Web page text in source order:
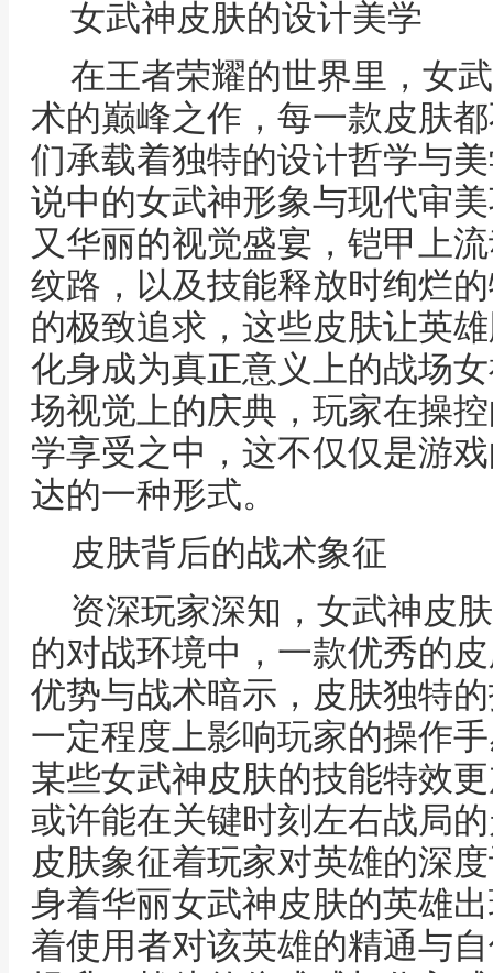
女武神皮肤的设计美学
在王者荣耀的世界里，女
术的巅峰之作，每一款皮肤
们承载着独特的设计哲学与
说中的女武神形象与现代审
又华丽的视觉盛宴，铠甲上
纹路，以及技能释放时绚烂
的极致追求，这些皮肤让英
化身成为真正意义上的战场
场视觉上的庆典，玩家在操
学享受之中，这不仅仅是游
达的一种形式。
皮肤背后的战术象征
资深玩家深知，女武神皮
的对战环境中，一款优秀的
优势与战术暗示，皮肤独特
一定程度上影响玩家的操作
某些女武神皮肤的技能特效
或许能在关键时刻左右战局
皮肤象征着玩家对英雄的深
身着华丽女武神皮肤的英雄
着使用者对该英雄的精通与